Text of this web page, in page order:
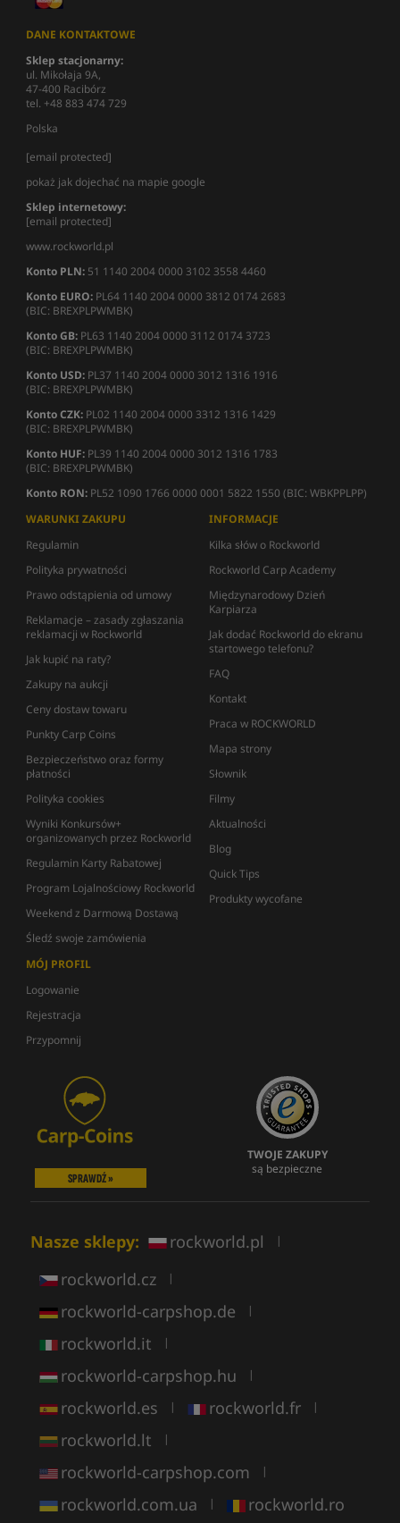
DANE KONTAKTOWE
Sklep stacjonarny:
ul. Mikołaja 9A,
47-400 Racibórz
tel. +48 883 474 729
Polska
[email protected]
pokaż jak dojechać na mapie google
Sklep internetowy:
[email protected]
www.rockworld.pl
Konto PLN: 51 1140 2004 0000 3102 3558 4460
Konto EURO: PL64 1140 2004 0000 3812 0174 2683
(BIC: BREXPLPWMBK)
Konto GB: PL63 1140 2004 0000 3112 0174 3723
(BIC: BREXPLPWMBK)
Konto USD: PL37 1140 2004 0000 3012 1316 1916
(BIC: BREXPLPWMBK)
Konto CZK: PL02 1140 2004 0000 3312 1316 1429
(BIC: BREXPLPWMBK)
Konto HUF: PL39 1140 2004 0000 3012 1316 1783
(BIC: BREXPLPWMBK)
Konto RON: PL52 1090 1766 0000 0001 5822 1550 (BIC: WBKPPLPP)
WARUNKI ZAKUPU
Regulamin
Polityka prywatności
Prawo odstąpienia od umowy
Reklamacje – zasady zgłaszania
reklamacji w Rockworld
Jak kupić na raty?
Zakupy na aukcji
Ceny dostaw towaru
Punkty Carp Coins
Bezpieczeństwo oraz formy
płatności
Polityka cookies
Wyniki Konkursów+
organizowanych przez Rockworld
Regulamin Karty Rabatowej
Program Lojalnościowy Rockworld
Weekend z Darmową Dostawą
Śledź swoje zamówienia
INFORMACJE
Kilka słów o Rockworld
Rockworld Carp Academy
Międzynarodowy Dzień
Karpiarza
Jak dodać Rockworld do ekranu
startowego telefonu?
FAQ
Kontakt
Praca w ROCKWORLD
Mapa strony
Słownik
Filmy
Aktualności
Blog
Quick Tips
Produkty wycofane
MÓJ PROFIL
Logowanie
Rejestracja
Przypomnij
SPRAWDŹ »
TWOJE ZAKUPY
są bezpieczne
Nasze sklepy: rockworld.pl |
rockworld.cz |
rockworld-carpshop.de |
rockworld.it |
rockworld-carpshop.hu |
rockworld.es | rockworld.fr |
rockworld.lt |
rockworld-carpshop.com |
rockworld.com.ua | rockworld.ro